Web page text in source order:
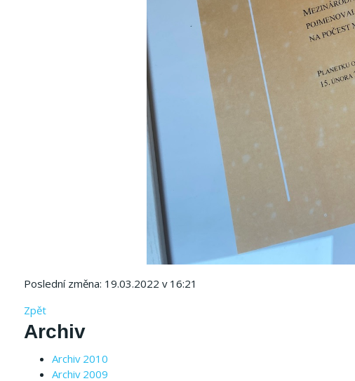
Poslední změna: 19.03.2022 v 16:21
Zpět
Archiv
Archiv 2010
Archiv 2009